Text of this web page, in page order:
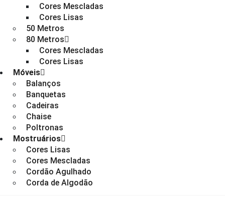
Cores Mescladas
Cores Lisas
50 Metros
80 Metros
Cores Mescladas
Cores Lisas
Móveis
Balanços
Banquetas
Cadeiras
Chaise
Poltronas
Mostruários
Cores Lisas
Cores Mescladas
Cordão Agulhado
Corda de Algodão